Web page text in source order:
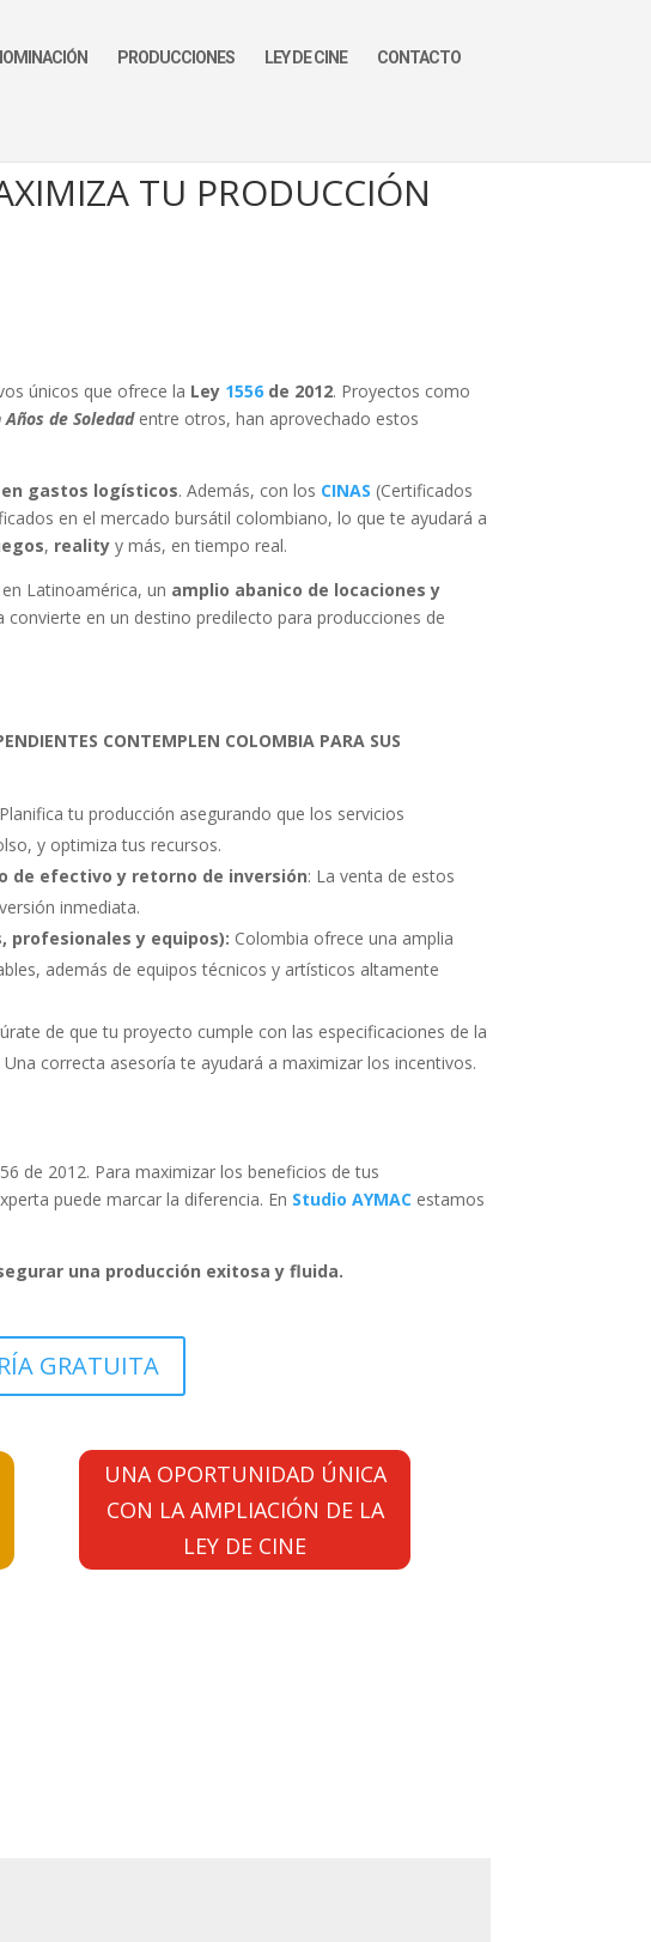
PRODUCCIONES LEY DE CINE CONTACTO
TU PRODUCCIÓN
únicos que ofrece la Ley 1556 de 2012. Proyectos como
Años de Soledadentre otros, han aprovechado estos
en gastos logísticos. Además, con los CINAS (Certificados
en el mercado bursátil colombiano, lo que te ayudará a
, reality y más, en tiempo real.
Latinoamérica, un amplio abanico de locaciones y
en un destino predilecto para producciones de
CONTEMPLEN COLOMBIA PARA SUS
Planifica tu producción asegurando que los servicios
y optimiza tus recursos.
de efectivo y retorno de inversión: La venta de estos
inmediata.
profesionales y equipos): Colombia ofrece una amplia
además de equipos técnicos y artísticos altamente
de que tu proyecto cumple con las especificaciones de la
correcta asesoría te ayudará a maximizar los incentivos.
de 2012. Para maximizar los beneficios de tus
puede marcar la diferencia. En Studio AYMAC estamos
una producción exitosa y fluida.
GRATUITA
UNA OPORTUNIDAD ÚNICA
CON LA AMPLIACIÓN DE LA
LEY DE CINE